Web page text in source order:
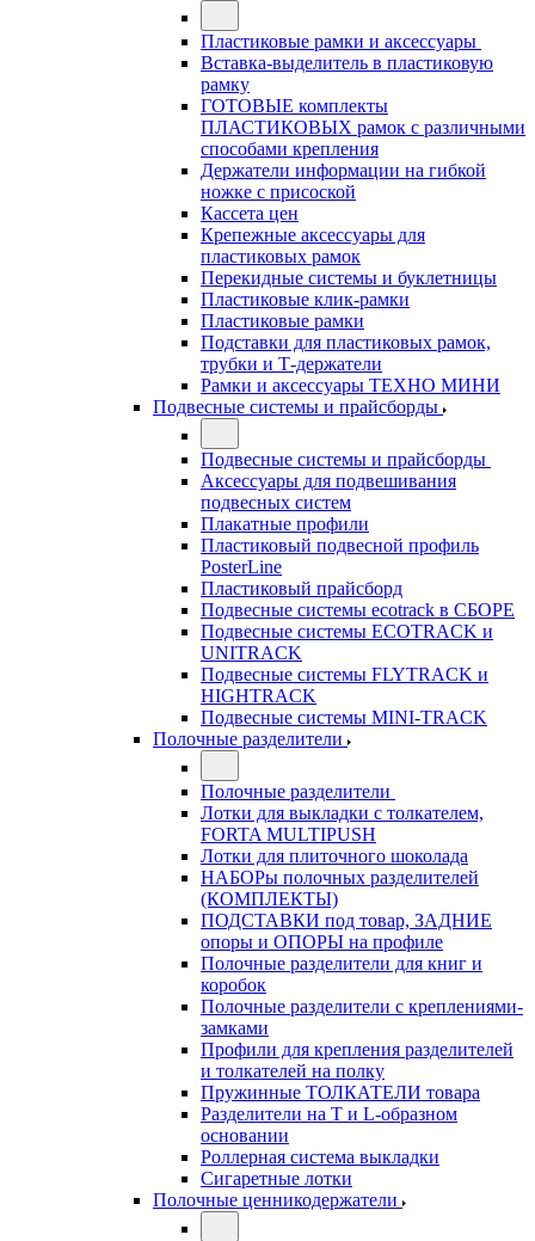
Пластиковые рамки и аксессуары
Вставка-выделитель в пластиковую
рамку
ГОТОВЫЕ комплекты
ПЛАСТИКОВЫХ рамок с различными
способами крепления
Держатели информации на гибкой
ножке с присоской
Кассета цен
Крепежные аксессуары для
пластиковых рамок
Перекидные системы и буклетницы
Пластиковые клик-рамки
Пластиковые рамки
Подставки для пластиковых рамок,
трубки и Т-держатели
Рамки и аксессуары ТЕХНО МИНИ
Подвесные системы и прайсборды
Подвесные системы и прайсборды
Аксессуары для подвешивания
подвесных систем
Плакатные профили
Пластиковый подвесной профиль
PosterLine
Пластиковый прайсборд
Подвесные системы ecotrack в СБОРЕ
Подвесные системы ECOTRACK и
UNITRACK
Подвесные системы FLYTRACK и
HIGHTRACK
Подвесные системы MINI-TRACK
Полочные разделители
Полочные разделители
Лотки для выкладки с толкателем,
FORTA MULTIPUSH
Лотки для плиточного шоколада
НАБОРы полочных разделителей
(КОМПЛЕКТЫ)
ПОДСТАВКИ под товар, ЗАДНИЕ
опоры и ОПОРЫ на профиле
Полочные разделители для книг и
коробок
Полочные разделители с креплениями-
замками
Профили для крепления разделителей
и толкателей на полку
Пружинные ТОЛКАТЕЛИ товара
Разделители на Т и L-образном
основании
Роллерная система выкладки
Сигаретные лотки
Полочные ценникодержатели